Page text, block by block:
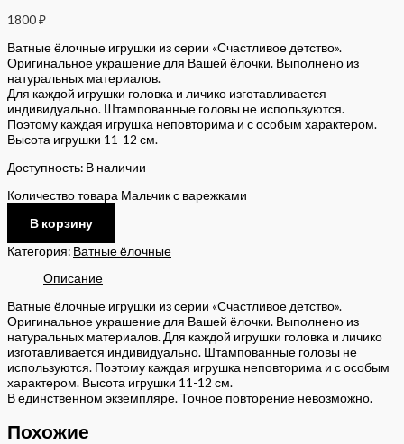
1800₽
Ватные ёлочные игрушки из серии «Счастливое детство».
Оригинальное украшение для Вашей ёлочки. Выполнено из
натуральных материалов.
Для каждой игрушки головка и личико изготавливается
индивидуально. Штампованные головы не используются.
Поэтому каждая игрушка неповторима и с особым характером.
Высота игрушки 11-12 см.
Доступность: В наличии
Количество товара Мальчик с варежками
В корзину
Категория: Ватные ёлочные
Описание
Ватные ёлочные игрушки из серии «Счастливое детство».
Оригинальное украшение для Вашей ёлочки. Выполнено из
натуральных материалов. Для каждой игрушки головка и личико
изготавливается индивидуально. Штампованные головы не
используются. Поэтому каждая игрушка неповторима и с особым
характером. Высота игрушки 11-12 см.
В единственном экземпляре. Точное повторение невозможно.
Похожие